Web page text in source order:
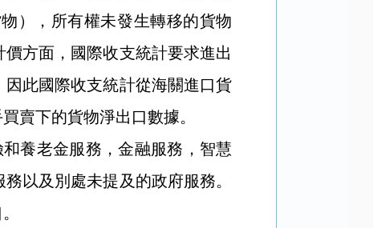
），所有權未發生轉移的貨物
方面，國際收支統計要求進出
此國際收支統計從海關進口貨
賣下的貨物淨出口數據。
養老金服務，金融服務，智慧
以及別處未提及的政府服務。